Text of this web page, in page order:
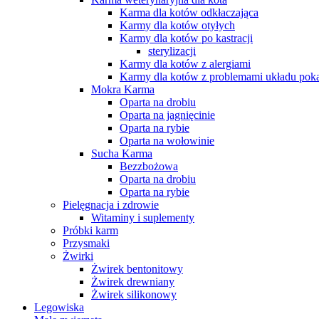
Karma dla kotów odkłaczająca
Karmy dla kotów otyłych
Karmy dla kotów po kastracji
sterylizacji
Karmy dla kotów z alergiami
Karmy dla kotów z problemami układu
Mokra Karma
Oparta na drobiu
Oparta na jagnięcinie
Oparta na rybie
Oparta na wołowinie
Sucha Karma
Bezzbożowa
Oparta na drobiu
Oparta na rybie
Pielęgnacja i zdrowie
Witaminy i suplementy
Próbki karm
Przysmaki
Żwirki
Żwirek bentonitowy
Żwirek drewniany
Żwirek silikonowy
Legowiska